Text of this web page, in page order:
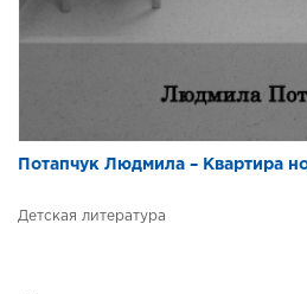
Потапчук Людмила – Квартира
Детская литература